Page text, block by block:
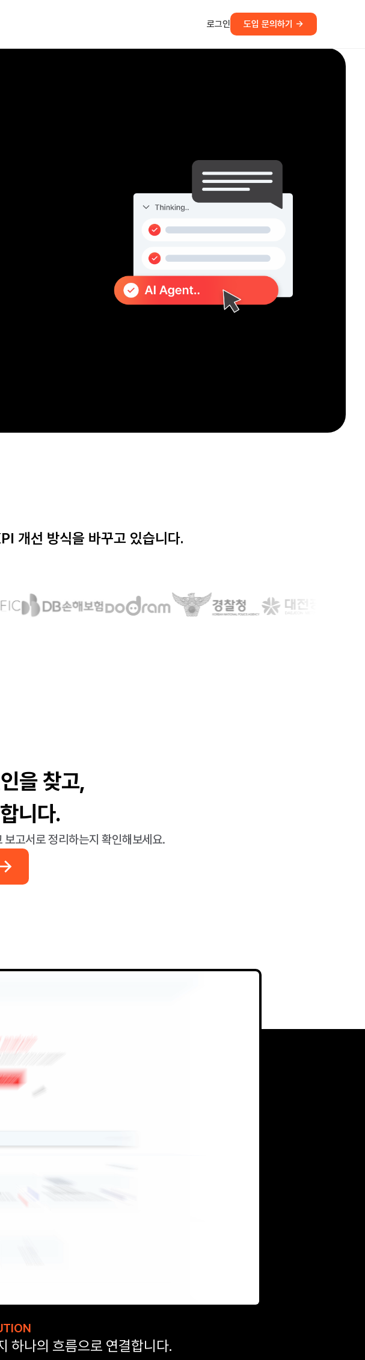
로그인 도입 문의하기 →
개선 방식을 바꾸고 있습니다.
을 찾고,
니다.
고서로 정리하는지 확인해보세요.
하나의 흐름으로 연결합니다.